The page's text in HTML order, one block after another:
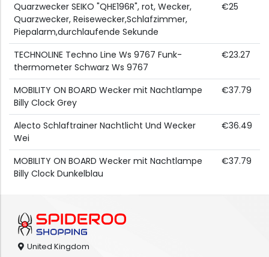
Quarzwecker SEIKO "QHE196R", rot, Wecker,
Quarzwecker, Reisewecker,Schlafzimmer,
Piepalarm,durchlaufende Sekunde
€25
TECHNOLINE Techno Line Ws 9767 Funk-
thermometer Schwarz Ws 9767
€23.27
MOBILITY ON BOARD Wecker mit Nachtlampe
Billy Clock Grey
€37.79
Alecto Schlaftrainer Nachtlicht Und Wecker
Wei
€36.49
MOBILITY ON BOARD Wecker mit Nachtlampe
Billy Clock Dunkelblau
€37.79
United Kingdom